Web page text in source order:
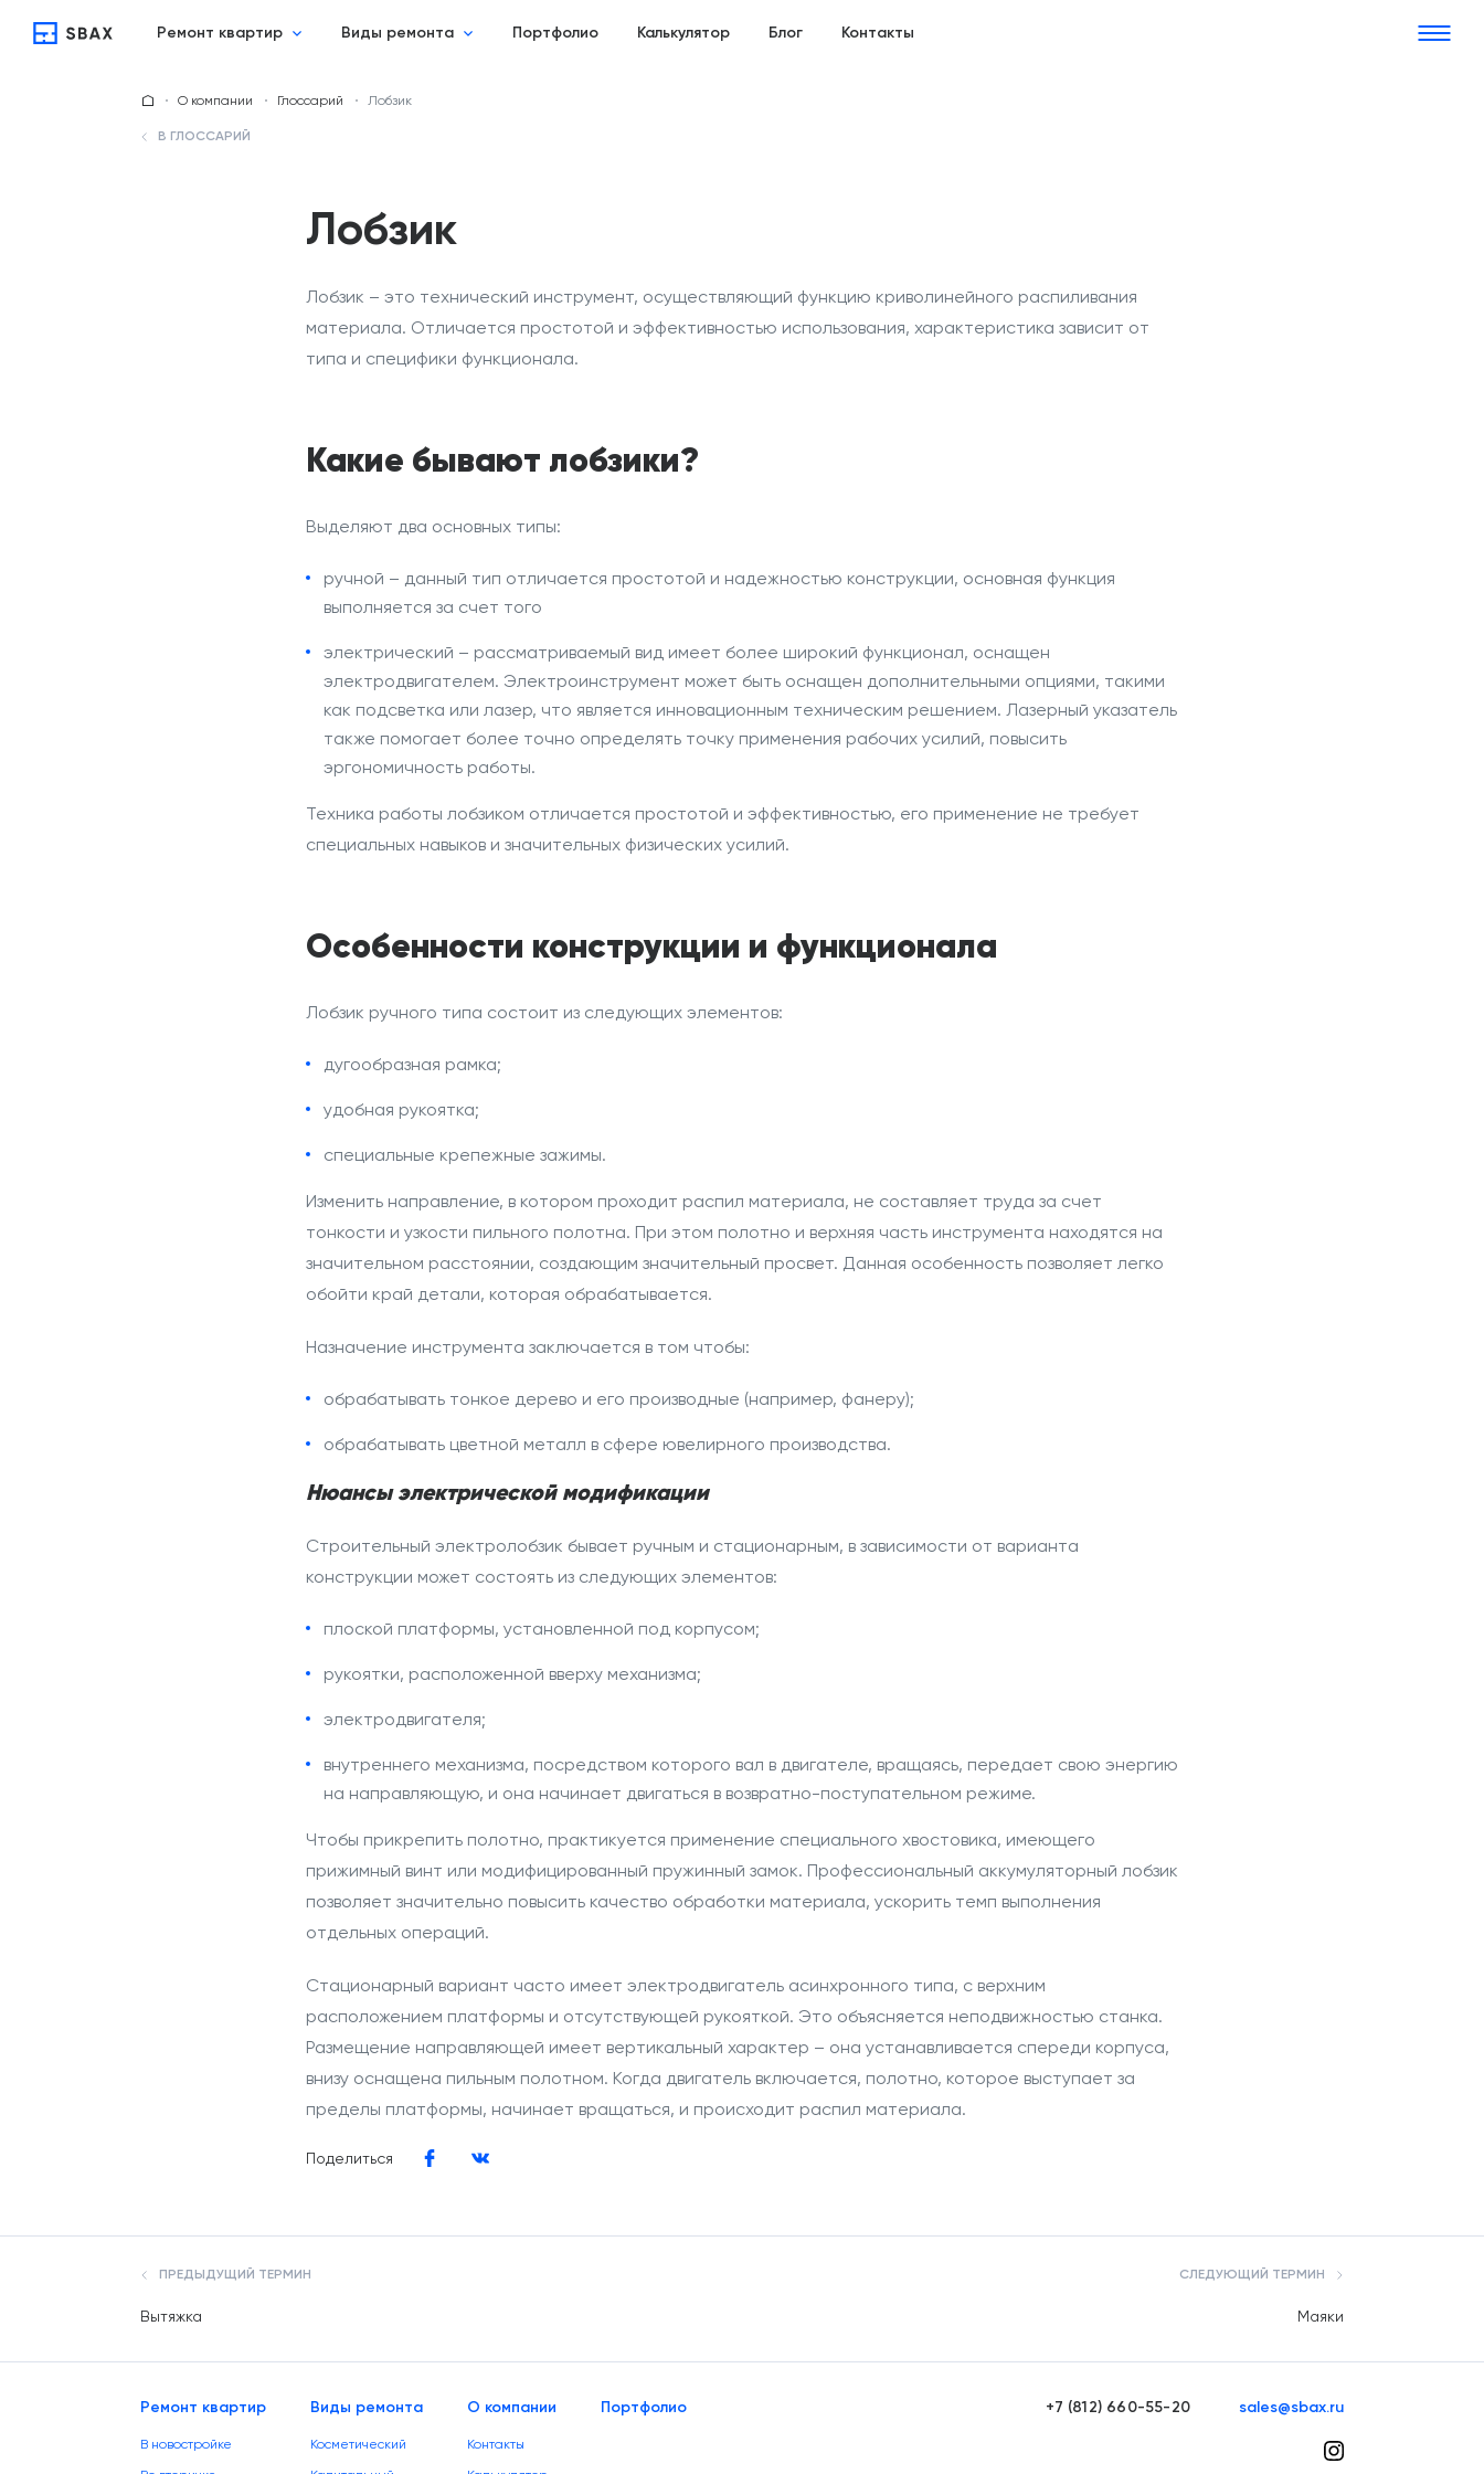
Ремонт квартир Виды ремонта Портфолио Калькулятор Блог Контакты
О компании Глоссарий Лобзик
В ГЛОССАРИЙ
Лобзик
Лобзик – это технический инструмент, осуществляющий функцию криволинейного распиливания
материала. Отличается простотой и эффективностью использования, характеристика зависит от
типа и специфики функционала.
Какие бывают лобзики?
Выделяют два основных типы:
ручной – данный тип отличается простотой и надежностью конструкции, основная функция
выполняется за счет того
электрический – рассматриваемый вид имеет более широкий функционал, оснащен
электродвигателем. Электроинструмент может быть оснащен дополнительными опциями, такими
как подсветка или лазер, что является инновационным техническим решением. Лазерный указатель
также помогает более точно определять точку применения рабочих усилий, повысить
эргономичность работы.
Техника работы лобзиком отличается простотой и эффективностью, его применение не требует
специальных навыков и значительных физических усилий.
Особенности конструкции и функционала
Лобзик ручного типа состоит из следующих элементов:
дугообразная рамка;
удобная рукоятка;
специальные крепежные зажимы.
Изменить направление, в котором проходит распил материала, не составляет труда за счет
тонкости и узкости пильного полотна. При этом полотно и верхняя часть инструмента находятся на
значительном расстоянии, создающим значительный просвет. Данная особенность позволяет легко
обойти край детали, которая обрабатывается.
Назначение инструмента заключается в том чтобы:
обрабатывать тонкое дерево и его производные (например, фанеру);
обрабатывать цветной металл в сфере ювелирного производства.
Нюансы электрической модификации
Строительный электролобзик бывает ручным и стационарным, в зависимости от варианта
конструкции может состоять из следующих элементов:
плоской платформы, установленной под корпусом;
рукоятки, расположенной вверху механизма;
электродвигателя;
внутреннего механизма, посредством которого вал в двигателе, вращаясь, передает свою энергию
на направляющую, и она начинает двигаться в возвратно-поступательном режиме.
Чтобы прикрепить полотно, практикуется применение специального хвостовика, имеющего
прижимный винт или модифицированный пружинный замок. Профессиональный аккумуляторный лобзик
позволяет значительно повысить качество обработки материала, ускорить темп выполнения
отдельных операций.
Стационарный вариант часто имеет электродвигатель асинхронного типа, с верхним
расположением платформы и отсутствующей рукояткой. Это объясняется неподвижностью станка.
Размещение направляющей имеет вертикальный характер – она устанавливается спереди корпуса,
внизу оснащена пильным полотном. Когда двигатель включается, полотно, которое выступает за
пределы платформы, начинает вращаться, и происходит распил материала.
Поделиться
ПРЕДЫДУЩИЙ ТЕРМИН
Вытяжка
СЛЕДУЮЩИЙ ТЕРМИН
Маяки
Ремонт квартир
В новостройке
Виды ремонта
Косметический
О компании
Контакты
Портфолио +7 (812) 660-55-20 sales@sbax.ru